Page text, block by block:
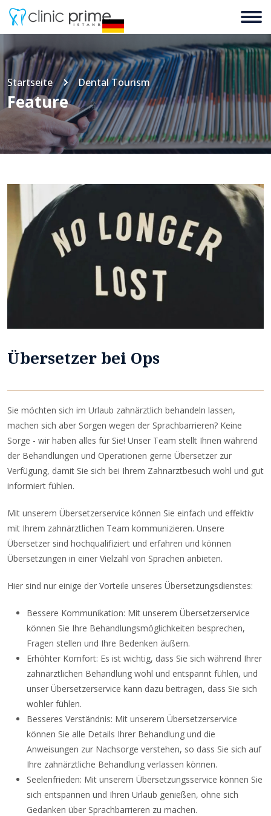
Startseite Dental Tourism
Feature
Übersetzer bei Ops
Sie möchten sich im Urlaub zahnärztlich behandeln lassen,
machen sich aber Sorgen wegen der Sprachbarrieren? Keine
Sorge - wir haben alles für Sie! Unser Team stellt Ihnen während
der Behandlungen und Operationen gerne Übersetzer zur
Verfügung, damit Sie sich bei Ihrem Zahnarztbesuch wohl und gut
informiert fühlen.
Mit unserem Übersetzerservice können Sie einfach und effektiv
mit Ihrem zahnärztlichen Team kommunizieren. Unsere
Übersetzer sind hochqualifiziert und erfahren und können
Übersetzungen in einer Vielzahl von Sprachen anbieten.
Hier sind nur einige der Vorteile unseres Übersetzungsdienstes:
Bessere Kommunikation: Mit unserem Übersetzerservice
können Sie Ihre Behandlungsmöglichkeiten besprechen,
Fragen stellen und Ihre Bedenken äußern.
Erhöhter Komfort: Es ist wichtig, dass Sie sich während Ihrer
zahnärztlichen Behandlung wohl und entspannt fühlen, und
unser Übersetzerservice kann dazu beitragen, dass Sie sich
wohler fühlen.
Besseres Verständnis: Mit unserem Übersetzerservice
können Sie alle Details Ihrer Behandlung und die
Anweisungen zur Nachsorge verstehen, so dass Sie sich auf
Ihre zahnärztliche Behandlung verlassen können.
Seelenfrieden: Mit unserem Übersetzungsservice können Sie
sich entspannen und Ihren Urlaub genießen, ohne sich
Gedanken über Sprachbarrieren zu machen.